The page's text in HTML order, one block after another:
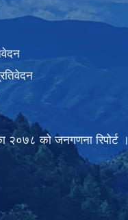
२०७८ को जनगणना रिपोर्ट ।